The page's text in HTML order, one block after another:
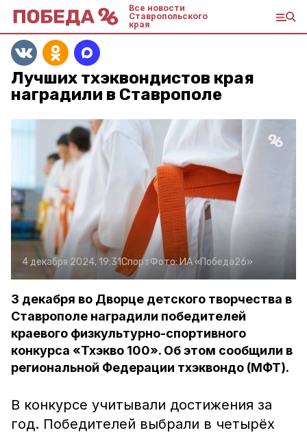
Все новости
Ставропольского
края
Лучших тхэквондистов края
наградили в Ставрополе
4 декабря 2024, 19:31СпортФото:ИА «Победа26»
3 декабря во Дворце детского творчества в
Ставрополе наградили победителей
краевого физкультурно-спортивного
конкурса «Тхэкво 100». Об этом сообщили в
региональной Федерации тхэквондо (МФТ).
В конкурсе учитывали достижения за
год. Победителей выбрали в четырёх